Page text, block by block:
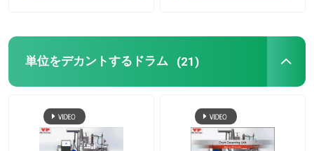
単位をデカントするドラム (21)